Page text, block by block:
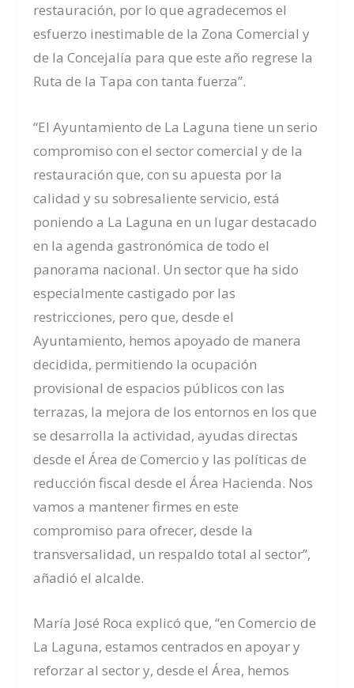
restauración, por lo que agradecemos el
esfuerzo inestimable de la Zona Comercial y
de la Concejalía para que este año regrese la
Ruta de la Tapa con tanta fuerza”.
“El Ayuntamiento de La Laguna tiene un serio
compromiso con el sector comercial y de la
restauración que, con su apuesta por la
calidad y su sobresaliente servicio, está
poniendo a La Laguna en un lugar destacado
en la agenda gastronómica de todo el
panorama nacional. Un sector que ha sido
especialmente castigado por las
restricciones, pero que, desde el
Ayuntamiento, hemos apoyado de manera
decidida, permitiendo la ocupación
provisional de espacios públicos con las
terrazas, la mejora de los entornos en los que
se desarrolla la actividad, ayudas directas
desde el Área de Comercio y las políticas de
reducción fiscal desde el Área Hacienda. Nos
vamos a mantener firmes en este
compromiso para ofrecer, desde la
transversalidad, un respaldo total al sector”,
añadió el alcalde.
María José Roca explicó que, “en Comercio de
La Laguna, estamos centrados en apoyar y
reforzar al sector y, desde el Área, hemos